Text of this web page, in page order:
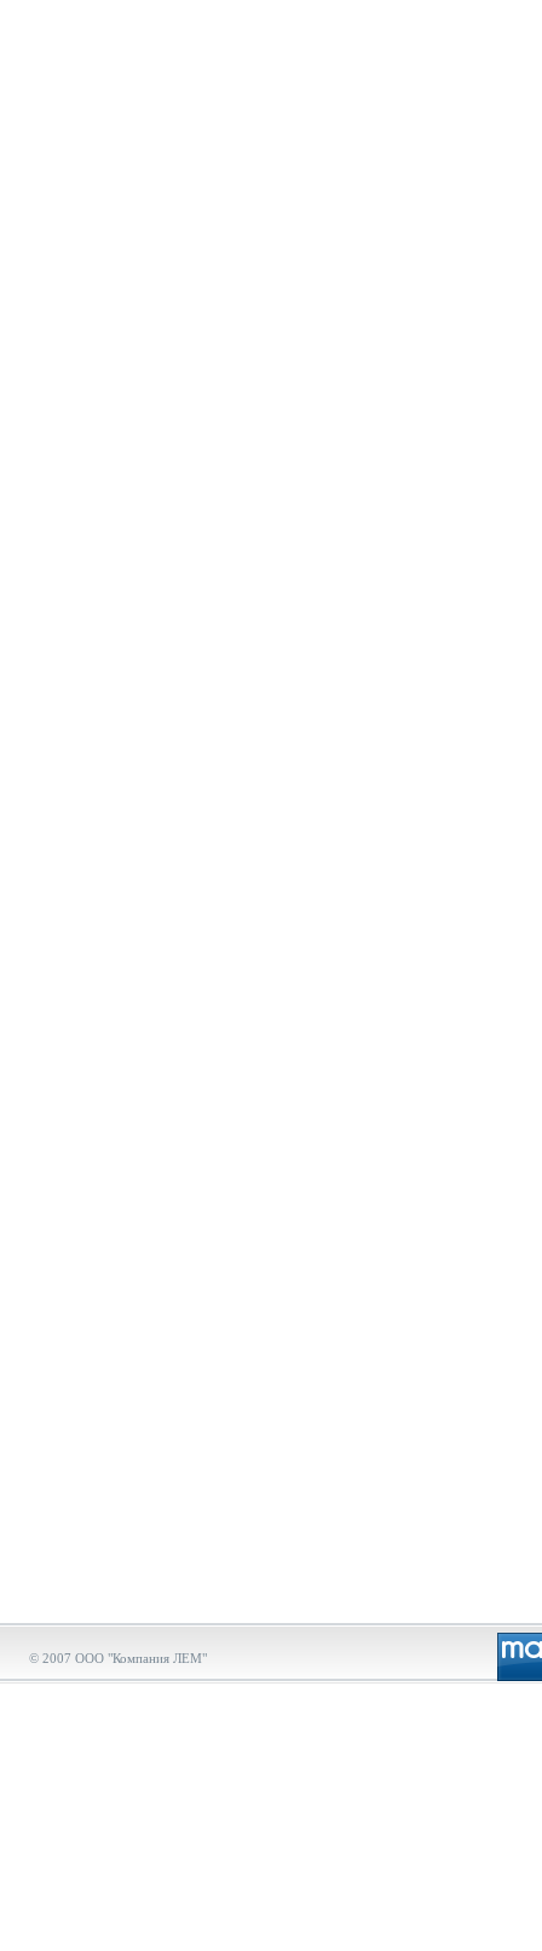
© 2007 ООО "Компания ЛЕМ"